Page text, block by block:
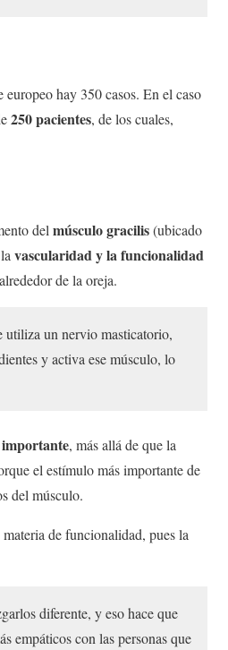
hay 350 casos. En el caso
250 pacientes, de los cuales,
del músculo gracilis(ubicado
vascularidad y la funcionalidad
de la oreja.
utiliza un nervio masticatorio,
y activa ese músculo, lo
, más allá de que la
el estímulo más importante de
del músculo.
de funcionalidad, pues la
diferente, y eso hace que
empáticos con las personas que